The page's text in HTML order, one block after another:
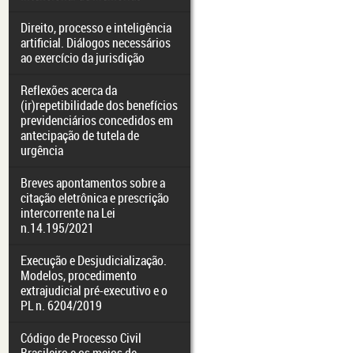
Direito, processo e inteligência
artificial. Diálogos necessários
ao exercício da jurisdição
Reflexões acerca da
(ir)repetibilidade dos benefícios
previdenciários concedidos em
antecipação de tutela de
urgência
Breves apontamentos sobre a
citação eletrônica e prescrição
intercorrente na Lei
n.14.195/2021
Execução e Desjudicialização.
Modelos, procedimento
extrajudicial pré-executivo e o
PL n. 6204/2019
Código de Processo Civil